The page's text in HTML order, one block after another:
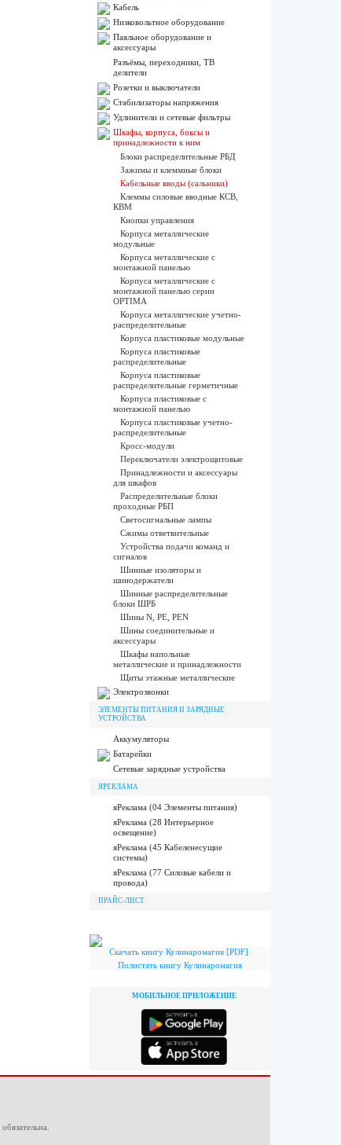
Кабель
Низковольтное оборудование
Паяльное оборудование и
аксессуары
Разъёмы, переходники, ТВ
делители
Розетки и выключатели
Стабилизаторы напряжения
Удлинители и сетевые фильтры
Шкафы, корпуса, боксы и
принадлежности к ним
Блоки распределительные РБД
Зажимы и клеммные блоки
Кабельные вводы (сальники)
Клеммы силовые вводные КСВ,
КВМ
Кнопки управления
Корпуса металлические
модульные
Корпуса металлические с
монтажной панелью
Корпуса металлические с
монтажной панелью серии
OPTIMA
Корпуса металлические учетно-
распределительные
Корпуса пластиковые модульные
Корпуса пластиковые
распределительные
Корпуса пластиковые
распределительные герметичные
Корпуса пластиковые с
монтажной панелью
Корпуса пластиковые учетно-
распределительные
Кросс-модули
Переключатели электрощитовые
Принадлежности и аксессуары
для шкафов
Распределительные блоки
проходные РБП
Светосигнальные лампы
Сжимы ответвительные
Устройства подачи команд и
сигналов
Шинные изоляторы и
шинодержатели
Шинные распределительные
блоки ШРБ
Шины N, PE, PEN
Шины соединительные и
аксессуары
Шкафы напольные
металлические и принадлежности
Щиты этажные металлические
Электрозвонки
ЭЛЕМЕНТЫ ПИТАНИЯ И ЗАРЯДНЫЕ
УСТРОЙСТВА
Аккумуляторы
Батарейки
Сетевые зарядные устройства
ЯРЕКЛАМА
яРеклама (04 Элементы питания)
яРеклама (28 Интерьерное
освещение)
яРеклама (45 Кабеленесущие
системы)
яРеклама (77 Силовые кабели и
провода)
ПРАЙС-ЛИСТ
Скачать книгу Кулинаромагия [PDF]
Полистать книгу Кулинаромагия
МОБИЛЬНОЕ ПРИЛОЖЕНИЕ
обязательна.